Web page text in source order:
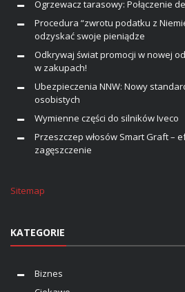
Ogrzewacz tarasowy: Połączenie
Procedura “zwrotu podatku z
odzyskać swoje pieniądze
Odkrywaj świat promocji w nowej
w zakupach!
Ubezpieczenia NNW: Nowy
osobistych
Wymienne części do silników Iveco
Przeszczep włosów Smart Graft –
zagęszczenie
Sitemap
KATEGORIE
Biznes